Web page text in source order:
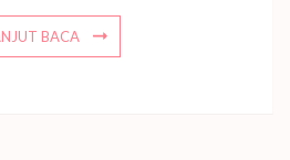
BACA